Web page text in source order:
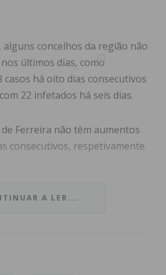
concelhos da região não
últimos dias, como
casos há oito dias consecutivos
22 infetados há seis dias.
de Ferreira não têm aumentos
consecutivos, respetivamente.
mortais desde o início da
A LER...